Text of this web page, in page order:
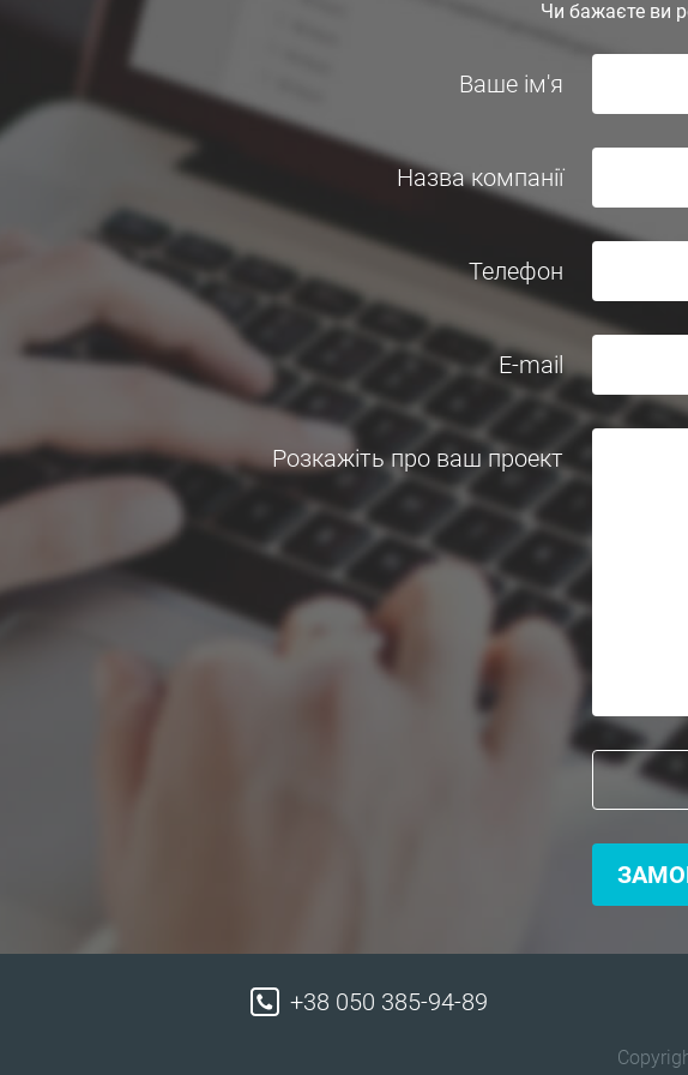
Чи бажаєте ви
Ваше ім'я
Назва компанії
Телефон
E-mail
Розкажіть про ваш проект
+38 050 385-94-89